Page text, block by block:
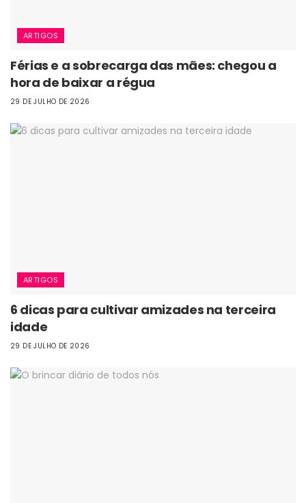
ARTIGOS
Férias e a sobrecarga das mães: chegou a
hora de baixar a régua
29 DE JULHO DE 2026
ARTIGOS
6 dicas para cultivar amizades na terceira
idade
29 DE JULHO DE 2026